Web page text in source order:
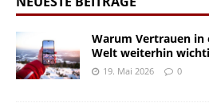
Warum Vertrauen
Welt weiterhin
19. Mai 2026 0